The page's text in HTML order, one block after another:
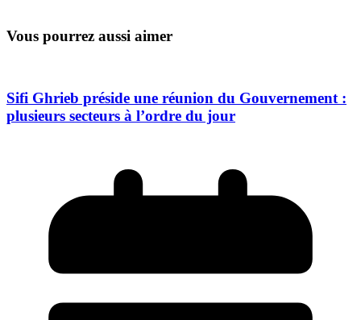
Vous pourrez aussi aimer
Sifi Ghrieb préside une réunion du Gouvernement :
plusieurs secteurs à l’ordre du jour